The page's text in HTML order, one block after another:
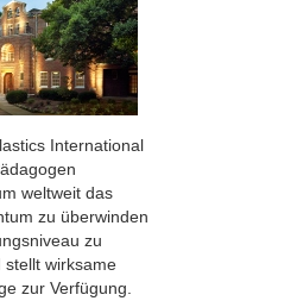
International
weltweit das
zu überwinden
zu
wirksame
zur Verfügung.